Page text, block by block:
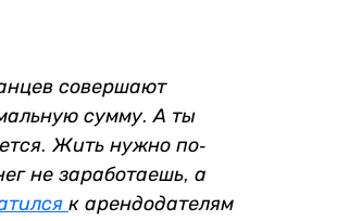
совершают
сумму. А ты
Жить нужно по-
не заработаешь, а
к арендодателям